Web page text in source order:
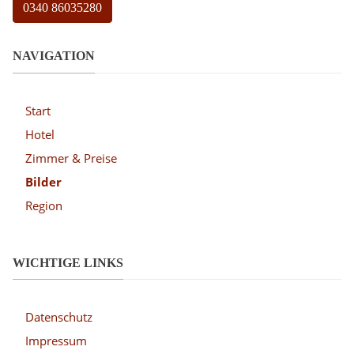
0340 86035280
NAVIGATION
Start
Hotel
Zimmer & Preise
Bilder
Region
WICHTIGE LINKS
Datenschutz
Impressum